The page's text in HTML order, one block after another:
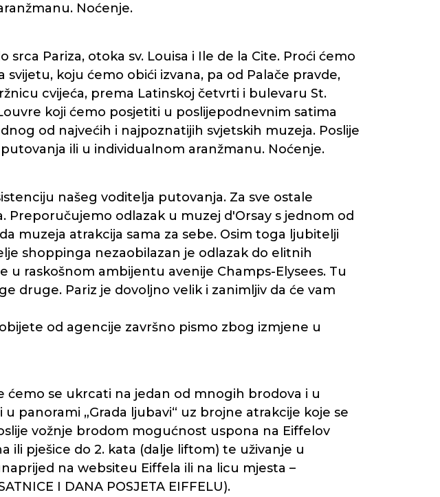
Noćenje.
Pariza, otoka sv. Louisa i Ile de la Cite. Proći ćemo
koju ćemo obići izvana, pa od Palače pravde,
cvijeća, prema Latinskoj četvrti i bulevaru St.
koji ćemo posjetiti u poslijepodnevnim satima
od najvećih i najpoznatijih svjetskih muzeja. Poslije
ili u individualnom aranžmanu. Noćenje.
našeg voditelja putovanja. Za sve ostale
odlazak u muzej d'Orsay s jednom od
muzeja atrakcija sama za sebe. Osim toga ljubitelji
shoppinga nezaobilazan je odlazak do elitnih
raskošnom ambijentu avenije Champs-Elysees. Tu
druge. Pariz je dovoljno velik i zanimljiv da će vam
od agencije završno pismo zbog izmjene u
ćemo se ukrcati na jedan od mnogih brodova i u
panorami „Grada ljubavi“ uz brojne atrakcije koje se
vožnje brodom mogućnost uspona na Eiffelov
pješice do 2. kata (dalje liftom) te uživanje u
na websiteu Eiffela ili na licu mjesta –
I DANA POSJETA EIFFELU).